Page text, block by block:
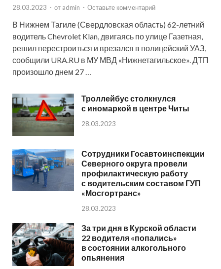
28.03.2023 - от admin - Оставьте комментарий
В Нижнем Тагиле (Свердловская область) 62-летний
водитель Chevrolet Klan, двигаясь по улице Газетная,
решил перестроиться и врезался в полицейский УАЗ,
сообщили URA.RU в МУ МВД «Нижнетагильское». ДТП
произошло днем 27 …
Троллейбус столкнулся
с иномаркой в центре Читы
28.03.2023
Сотрудники Госавтоинспекции
Северного округа провели
профилактическую работу
с водительским составом ГУП
«Мосгортранс»
28.03.2023
За три дня в Курской области
22 водителя «попались»
в состоянии алкогольного
опьянения